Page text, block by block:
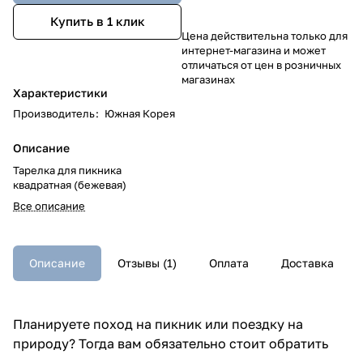
Купить в 1 клик
Характеристики
Производитель: Южная Корея
Описание
Тарелка для пикника
квадратная (бежевая)
Все описание
Цена действительна только для
интернет-магазина и может
отличаться от цен в розничных
магазинах
Описание Отзывы (1) Оплата Доставка
Планируете поход на пикник или поездку на
природу? Тогда вам обязательно стоит обратить